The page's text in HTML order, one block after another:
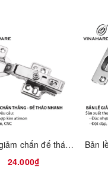
Bản lề giảm chấn đế tháo nhanh - loại thẳng 1201.2.01041
24.000₫